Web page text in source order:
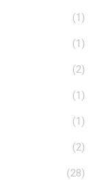
(1)
(1)
(2)
(1)
(1)
(2)
(28)